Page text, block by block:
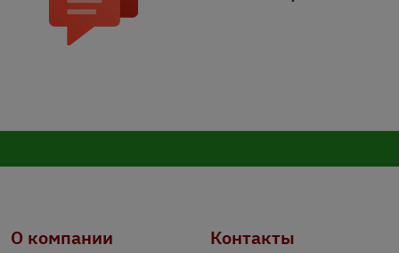
О компании Контакты